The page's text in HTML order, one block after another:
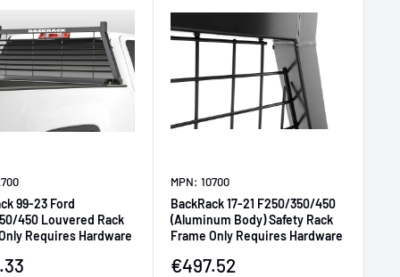
99-23 Ford
450 Louvered Rack
Requires Hardware
MPN: 10700
BackRack 17-21 F250/350/450
(Aluminum Body) Safety Rack
Frame Only Requires Hardware
Försäljningspris
€497.52